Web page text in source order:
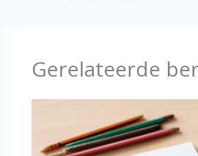
Gerelateerde